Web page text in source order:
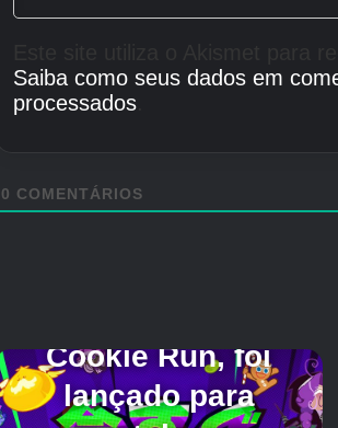
Saiba como seus dados em
processados.
0 COMENTÁRIOS